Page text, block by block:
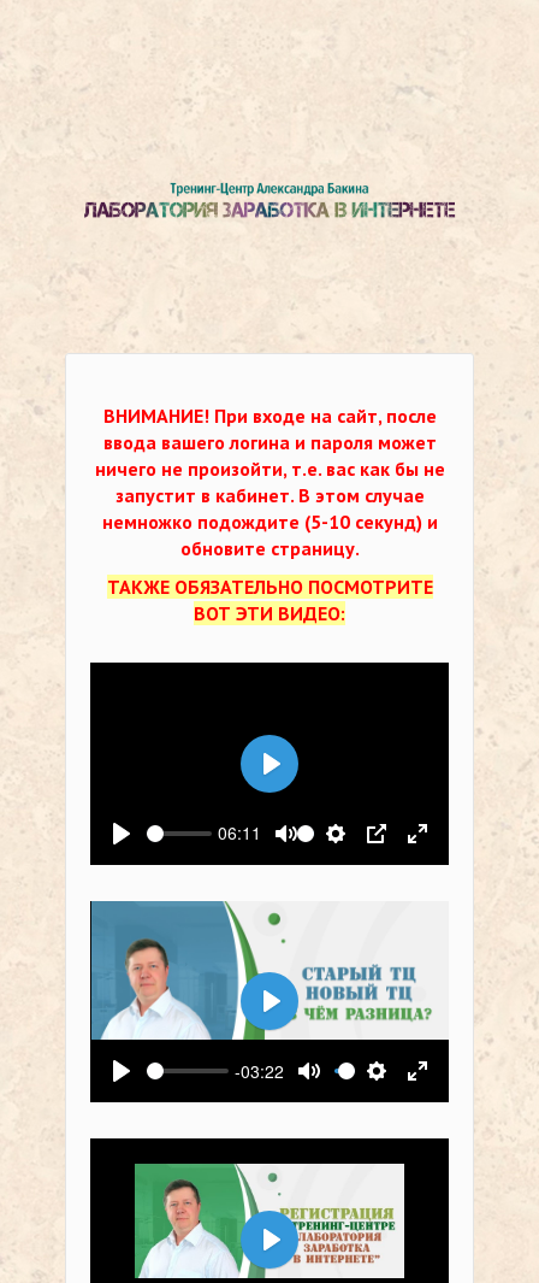
ВНИМАНИЕ! При входе на сайт, после
ввода вашего логина и пароля может
ничего не произойти, т.е. вас как бы не
запустит в кабинет. В этом случае
немножко подождите (5-10 секунд) и
обновите страницу.
ТАКЖЕ ОБЯЗАТЕЛЬНО ПОСМОТРИТЕ
ВОТ ЭТИ ВИДЕО:
Воспроизвести
06:11
Выключить звук
Настройки
PIP На весь
Воспроизвести
Воспроизвести
-03:22
Выключить звук
Настройки
На весь
Воспроизвести
Воспроизвести